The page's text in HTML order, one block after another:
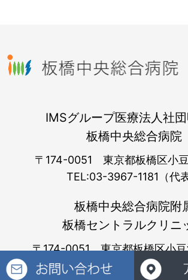
IMSグループ医療法人社
板橋中央総合病院
〒174-0051 東京都板橋区小
TEL:03-3967-1181（代表
板橋中央総合病院附
板橋セントラルクリニ
〒174-0051 東京都板橋区小
TEL:03-3967-9915（小児